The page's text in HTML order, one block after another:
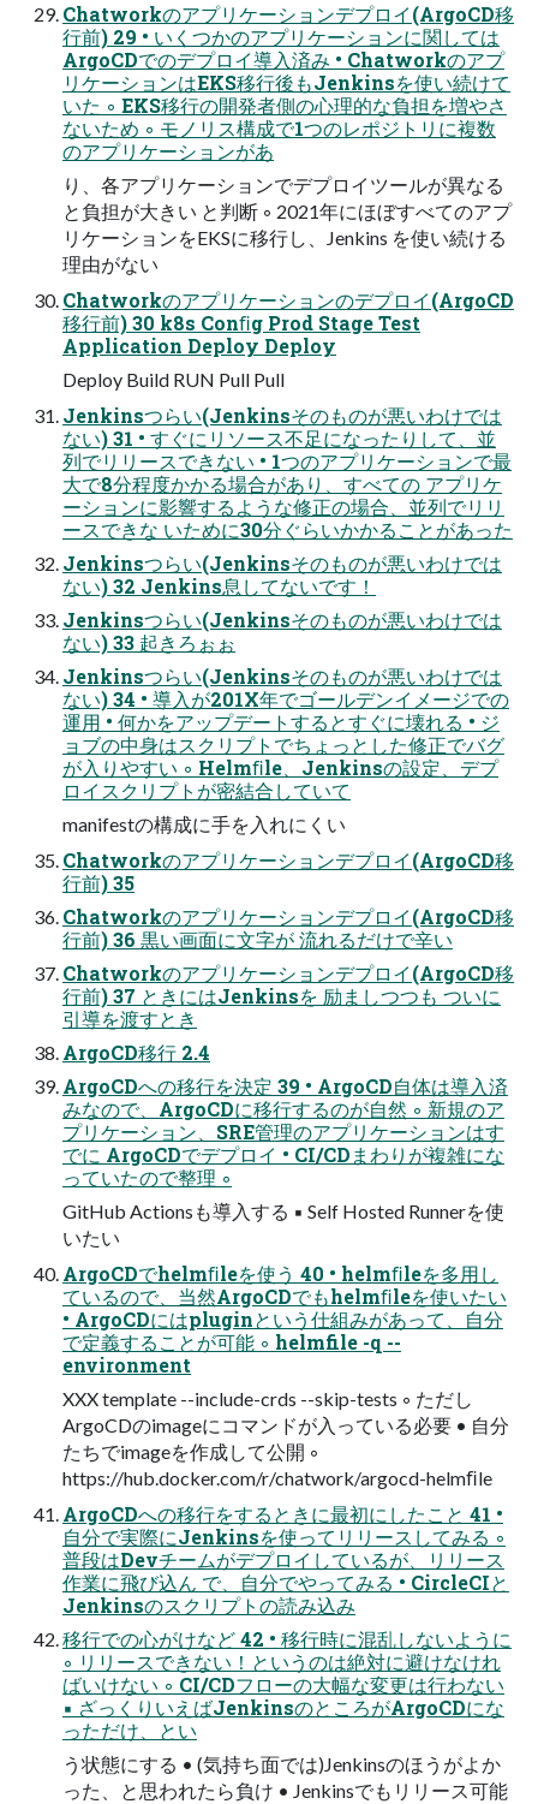
Chatworkのアプリケーションデプロイ(ArgoCD移
行前) 29 • いくつかのアプリケーションに関しては
ArgoCDでのデプロイ導入済み • Chatworkのアプ
リケーションはEKS移行後もJenkinsを使い続けて
いた ◦ EKS移行の開発者側の心理的な負担を増やさ
ないため ◦ モノリス構成で1つのレポジトリに複数
のアプリケーションがあ
り、各アプリケーションでデプロイツールが異なる
と負担が大きい と判断 ◦ 2021年にほぼすべてのアプ
リケーションをEKSに移行し、Jenkins を使い続ける
理由がない
Chatworkのアプリケーションのデプロイ(ArgoCD
移行前) 30 k8s Conﬁg Prod Stage Test
Application Deploy Deploy
Deploy Build RUN Pull Pull
Jenkinsつらい(Jenkinsそのものが悪いわけでは
ない) 31 • すぐにリソース不足になったりして、並
列でリリースできない • 1つのアプリケーションで最
大で8分程度かかる場合があり、すべての アプリケ
ーションに影響するような修正の場合、並列でリリ
ースできな いために30分ぐらいかかることがあった
Jenkinsつらい(Jenkinsそのものが悪いわけでは
ない) 32 Jenkins息してないです！
Jenkinsつらい(Jenkinsそのものが悪いわけでは
ない) 33 起きろぉぉ
Jenkinsつらい(Jenkinsそのものが悪いわけでは
ない) 34 • 導入が201X年でゴールデンイメージでの
運用 • 何かをアップデートするとすぐに壊れる • ジ
ョブの中身はスクリプトでちょっとした修正でバグ
が入りやすい ◦ Helmﬁle、Jenkinsの設定、デプ
ロイスクリプトが密結合していて
manifestの構成に手を入れにくい
Chatworkのアプリケーションデプロイ(ArgoCD移
行前) 35
Chatworkのアプリケーションデプロイ(ArgoCD移
行前) 36 黒い画面に文字が 流れるだけで辛い
Chatworkのアプリケーションデプロイ(ArgoCD移
行前) 37 ときにはJenkinsを 励ましつつも ついに
引導を渡すとき
ArgoCD移行 2.4
ArgoCDへの移行を決定 39 • ArgoCD自体は導入済
みなので、ArgoCDに移行するのが自然 ◦ 新規のア
プリケーション、SRE管理のアプリケーションはす
でに ArgoCDでデプロイ • CI/CDまわりが複雑にな
っていたので整理 ◦
GitHub Actionsも導入する ▪ Self Hosted Runnerを使
いたい
ArgoCDでhelmﬁleを使う 40 • helmﬁleを多用し
ているので、当然ArgoCDでもhelmﬁleを使いたい
• ArgoCDにはpluginという仕組みがあって、自分
で定義することが可能 ◦ helmfile -q --
environment
XXX template --include-crds --skip-tests ◦ ただし
ArgoCDのimageにコマンドが入っている必要 • 自分
たちでimageを作成して公開 ◦
https://hub.docker.com/r/chatwork/argocd-helmﬁle
ArgoCDへの移行をするときに最初にしたこと 41 •
自分で実際にJenkinsを使ってリリースしてみる ◦
普段はDevチームがデプロイしているが、リリース
作業に飛び込ん で、自分でやってみる • CircleCIと
Jenkinsのスクリプトの読み込み
移行での心がけなど 42 • 移行時に混乱しないように
◦ リリースできない！というのは絶対に避けなけれ
ばいけない ◦ CI/CDフローの大幅な変更は行わない
▪ ざっくりいえばJenkinsのところがArgoCDにな
っただけ、とい
う状態にする • (気持ち面では)Jenkinsのほうがよか
った、と思われたら負け • Jenkinsでもリリース可能